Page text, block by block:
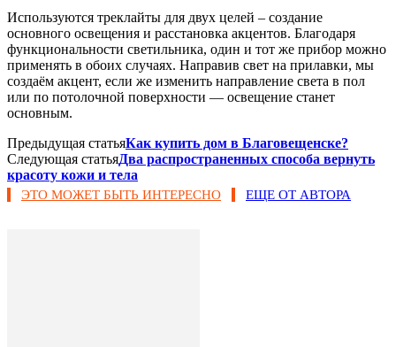
Используются треклайты для двух целей – создание
основного освещения и расстановка акцентов. Благодаря
функциональности светильника, один и тот же прибор можно
применять в обоих случаях. Направив свет на прилавки, мы
создаём акцент, если же изменить направление света в пол
или по потолочной поверхности — освещение станет
основным.
Предыдущая статьяКак купить дом в Благовещенске?
Следующая статьяДва распространенных способа вернуть
красоту кожи и тела
ЭТО МОЖЕТ БЫТЬ ИНТЕРЕСНО ЕЩЕ ОТ АВТОРА